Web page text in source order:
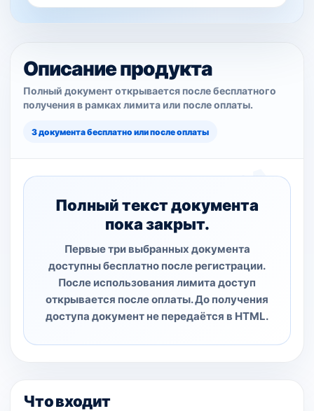
Описание продукта
Полный документ открывается после бесплатного
получения в рамках лимита или после оплаты.
3 документа бесплатно или после оплаты
Полный текст документа
пока закрыт.
Первые три выбранных документа
доступны бесплатно после регистрации.
После использования лимита доступ
открывается после оплаты. До получения
доступа документ не передаётся в HTML.
Что входит